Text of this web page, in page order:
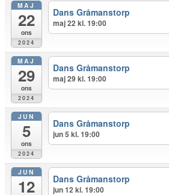
MAJ
22
ons
2024
Dans Gråmanstorp
maj 22 kl. 19:00
MAJ
29
ons
2024
Dans Gråmanstorp
maj 29 kl. 19:00
JUN
5
ons
2024
Dans Gråmanstorp
jun 5 kl. 19:00
JUN
12 Dans Gråmanstorp
jun 12 kl. 19:00